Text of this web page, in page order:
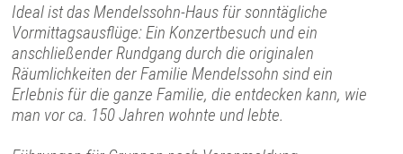
Ideal ist das Mendelssohn-Haus für sonntägliche
Vormittagsausflüge: Ein Konzertbesuch und ein
anschließender Rundgang durch die originalen
Räumlichkeiten der Familie Mendelssohn sind ein
Erlebnis für die ganze Familie, die entdecken kann, wie
man vor ca. 150 Jahren wohnte und lebte.